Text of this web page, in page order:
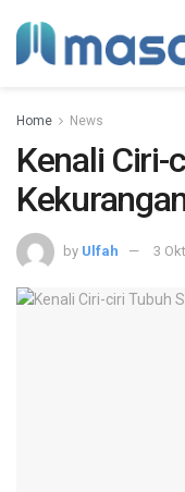
Home News
Kenali Ciri-
by Ulfah 3